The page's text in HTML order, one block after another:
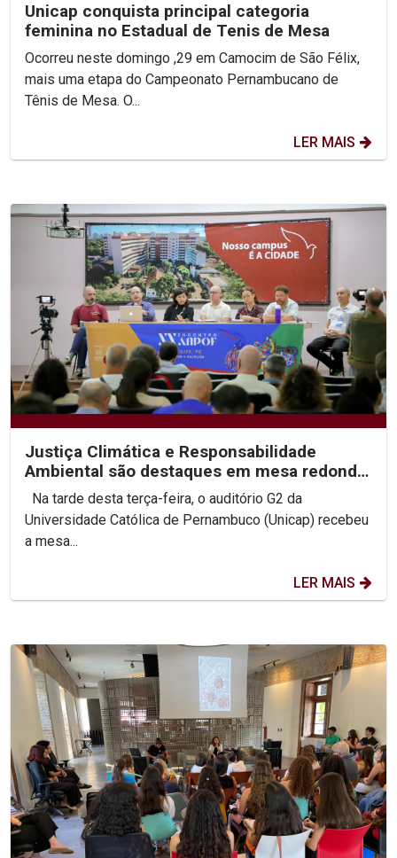
Unicap conquista principal categoria
feminina no Estadual de Tenis de Mesa
Ocorreu neste domingo ,29 em Camocim de São Félix,
mais uma etapa do Campeonato Pernambucano de
Tênis de Mesa. O...
LER MAIS
Justiça Climática e Responsabilidade
Ambiental são destaques em mesa redonda
no XX Congresso...
Universidade Católica de Pernambuco (Unicap) recebeu
a mesa...
LER MAIS